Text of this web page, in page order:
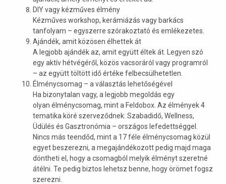
DIY vagy kézműves élmény
Kézműves workshop, kerámiázás vagy barkács
tanfolyam – egyszerre szórakoztató és emlékezetes.
Ajándék, amit közösen élhettek át
A legjobb ajándék az, amit együtt éltek át. Legyen szó
egy aktív hétvégéről, közös vacsoráról vagy programról
– az együtt töltött idő értéke felbecsülhetetlen.
Élménycsomag – a választás lehetőségével
Ha bizonytalan vagy, a legjobb megoldás egy
olyan élménycsomag, mint a Feldobox. Az élmények 4
tematika köré szerveződnek: Szabadidő, Wellness,
Üdülés és Gasztronómia – országos lefedettséggel.
Nincs más teendőd, mint a 17 féle élménycsomag közül
egyet beszerezni, a megajándékozott pedig majd maga
döntheti el, hogy a csomagból melyik élményt szeretné
átélni. Te pedig biztos lehetsz benne, hogy örömet fogsz
szerezni.